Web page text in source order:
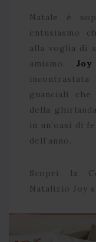
Natale è
entusiasmo
alla voglia di
amiamo. Joy
guanciali
della
in un’oasi di
dell’anno.
Scopri la
Natalizio Joy